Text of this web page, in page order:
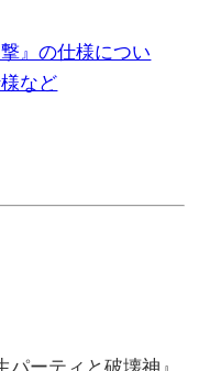
』の仕様につい
など